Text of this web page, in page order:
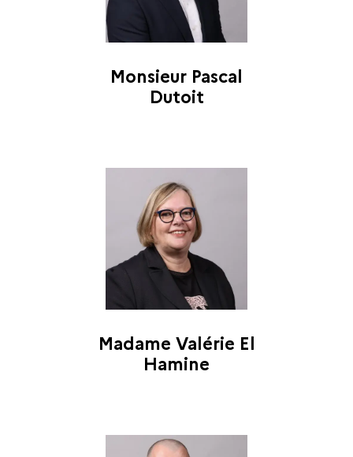
Monsieur Pascal
Dutoit
Madame Valérie El
Hamine